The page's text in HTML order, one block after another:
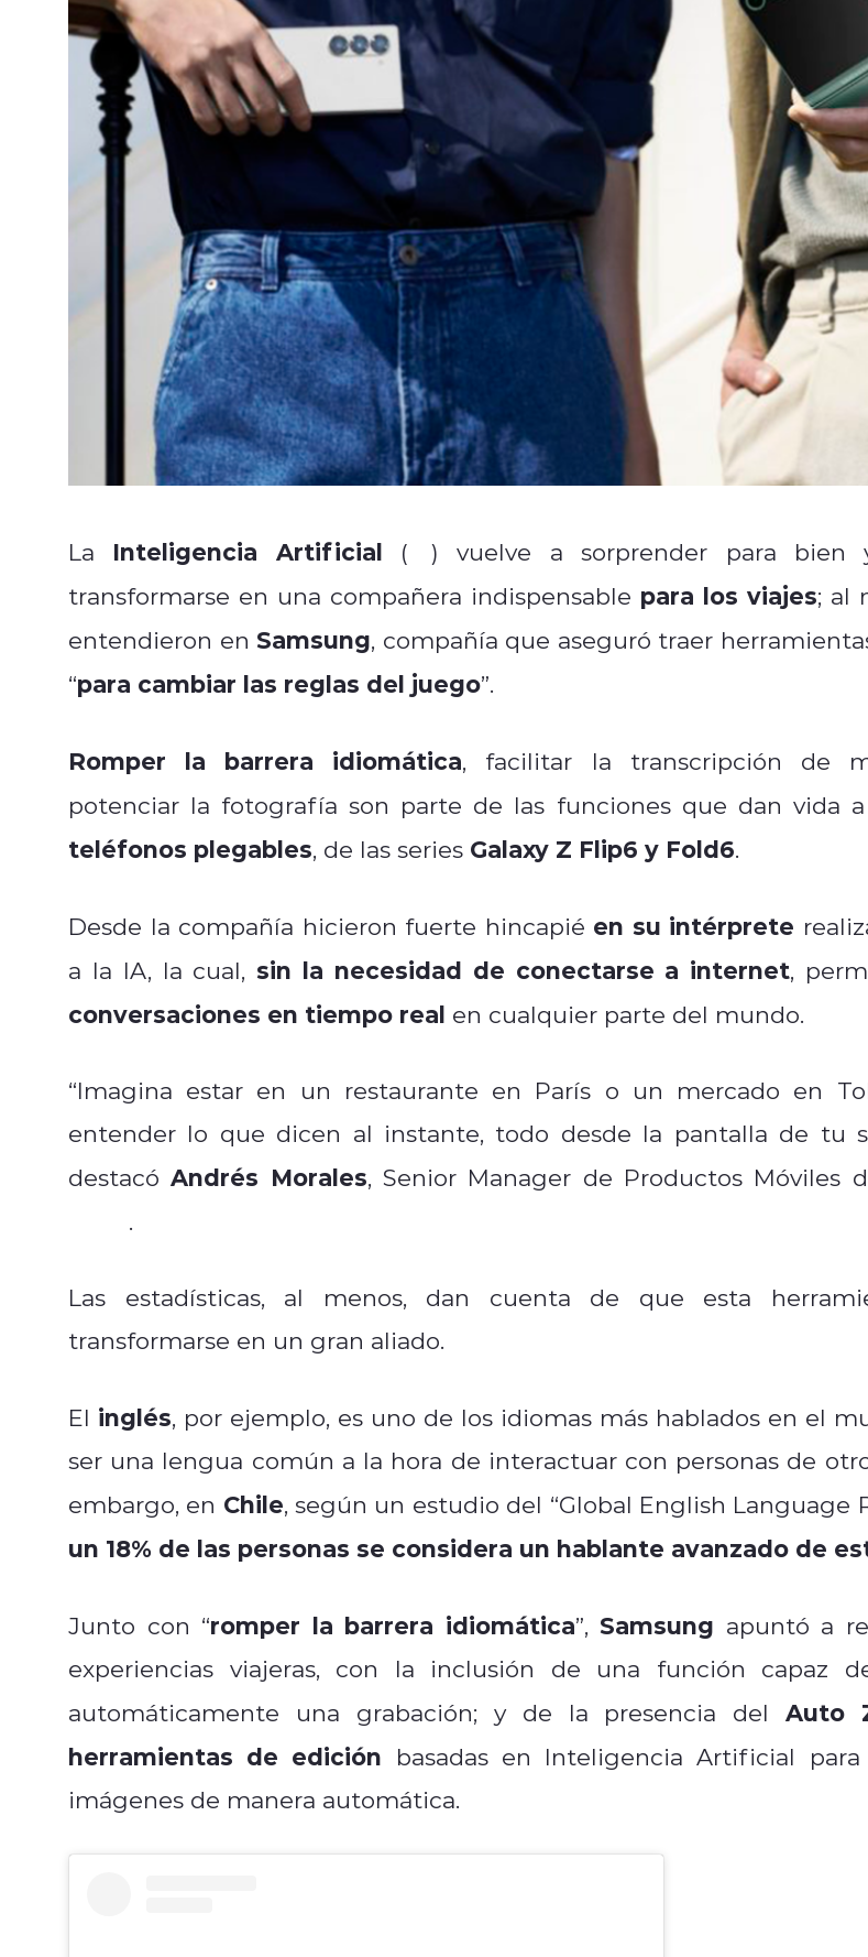
La Inteligencia Artificial ( IA) vuelve a sorprender para bien
transformarse en una compañera indispensable para los viajes; al
entendieron en Samsung, compañía que aseguró traer
“para cambiar las reglas del juego”.
Romper la barrera idiomática, facilitar la transcripción de
potenciar la fotografía son parte de las funciones que dan vida
teléfonos plegables, de las series Galaxy Z Flip6 y Fold6.
Desde la compañía hicieron fuerte hincapié en su intérprete
a la IA, la cual, sin la necesidad de conectarse a internet,
conversaciones en tiempo real en cualquier parte del mundo.
“Imagina estar en un restaurante en París o un mercado en
entender lo que dicen al instante, todo desde la pantalla de tu
destacóAndrés Morales, Senior Manager de Productos Móviles
.
Las estadísticas, al menos, dan cuenta de que esta
transformarse en un gran aliado.
El inglés, por ejemplo, es uno de los idiomas más hablados en el
ser una lengua común a la hora de interactuar con personas de
embargo, en Chile, según un estudio del “Global English Language
un 18% de las personas se considera un hablante avanzado de
Junto con “romper la barrera idiomática”, Samsung apuntó a
experiencias viajeras, con la inclusión de una función capaz
automáticamente una grabación; y de la presencia delAuto
herramientas de edición basadas en Inteligencia Artificial
imágenes de manera automática.